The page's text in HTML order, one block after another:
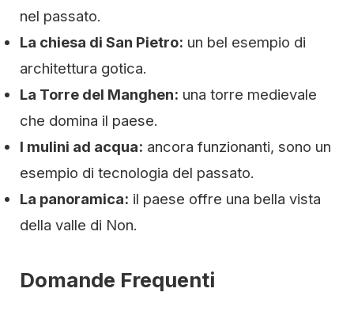
nel passato.
La chiesa di San Pietro: un bel esempio di
architettura gotica.
La Torre del Manghen: una torre medievale
che domina il paese.
I mulini ad acqua: ancora funzionanti, sono un
esempio di tecnologia del passato.
La panoramica: il paese offre una bella vista
della valle di Non.
Domande Frequenti